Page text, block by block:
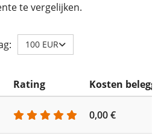
te vergelijken.
100 EUR
Rating Kosten
0,00 €